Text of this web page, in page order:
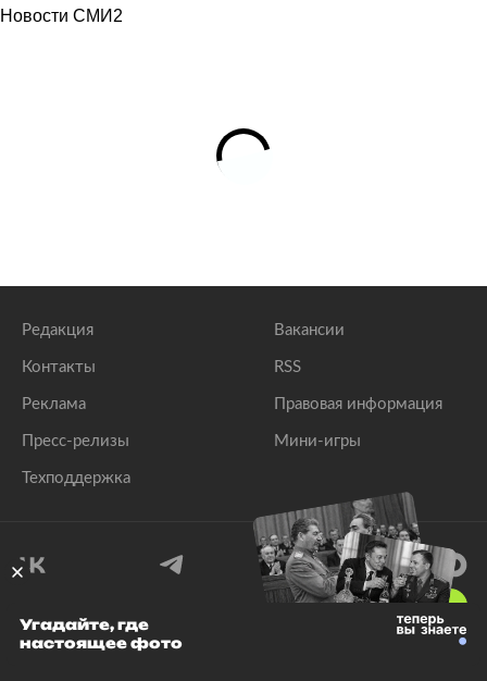
Новости СМИ2
Редакция
Контакты
Реклама
Пресс-релизы
Техподдержка
Вакансии
RSS
Правовая информация
Мини-игры
© 1999–2026 Все права защищены.
Угадайте, где
настоящее фото